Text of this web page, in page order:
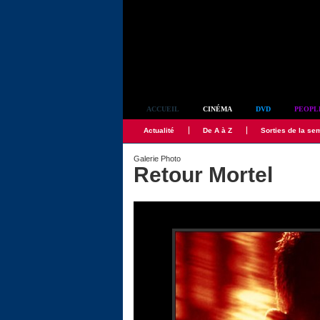
ACCUEIL CINÉMA DVD
Actualité De A à Z Sorties de la
Galerie Photo
Retour Mortel